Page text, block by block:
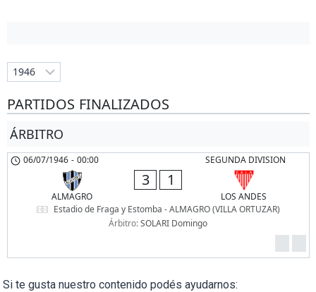
PARTIDOS FINALIZADOS
ÁRBITRO
SEGUNDA DIVISION
06/07/1946 - 00:00
ALMAGRO
3 1
LOS ANDES
Estadio de Fraga y Estomba - ALMAGRO (VILLA ORTUZAR)
Árbitro:SOLARI Domingo
Si te gusta nuestro contenido podés ayudarnos: